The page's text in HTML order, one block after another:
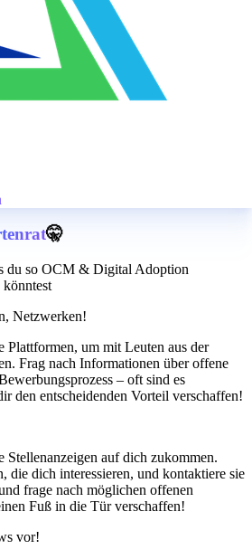
🤫
du so OCM & Digital Adoption
Netzwerken!
Plattformen, um mit Leuten aus der
Frag nach Informationen über offene
– oft sind es
den entscheidenden Vorteil verschaffen!
Stellenanzeigen auf dich zukommen.
die dich interessieren, und kontaktiere sie
frage nach möglichen offenen
Fuß in die Tür verschaffen!
vor!